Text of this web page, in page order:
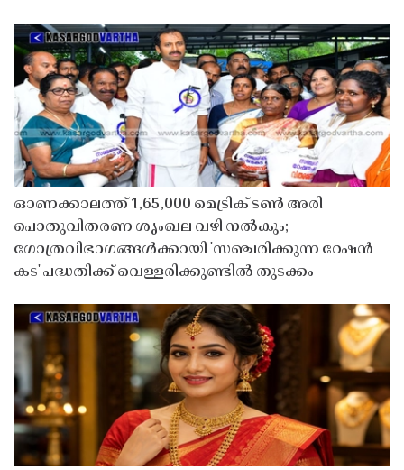
ഓണക്കാലത്ത് 1,65,000 മെട്രിക് ടൺ അരി
പൊതുവിതരണ ശൃംഖല വഴി നൽകും;
ഗോത്രവിഭാഗങ്ങൾക്കായി 'സഞ്ചരിക്കുന്ന റേഷൻ
കട' പദ്ധതിക്ക് വെള്ളരിക്കുണ്ടിൽ തുടക്കം